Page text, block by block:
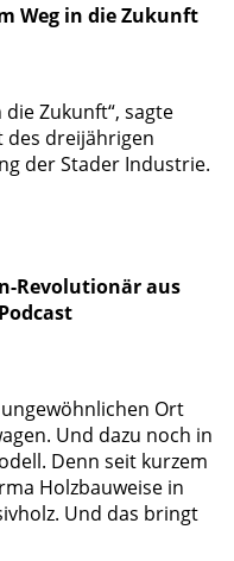
Weg in die Zukunft
Zukunft“, sagte
des dreijährigen
der Stader Industrie.
Revolutionär aus
Ort
Und dazu noch in
Denn seit kurzem
Holzbauweise in
Und das bringt